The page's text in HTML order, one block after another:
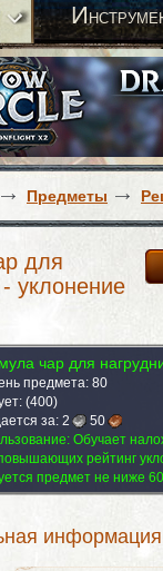
И
Предметы
для
- уклонение
чар для
предмета: 80
(400)
за: 2
50
Обучает
рейтинг
предмет не ниже
информация
Можно положить в
Можно положить